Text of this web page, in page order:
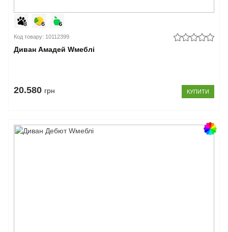
Код товару: 10112399
Диван Амадей Wмеблі
20.580 грн КУПИТИ